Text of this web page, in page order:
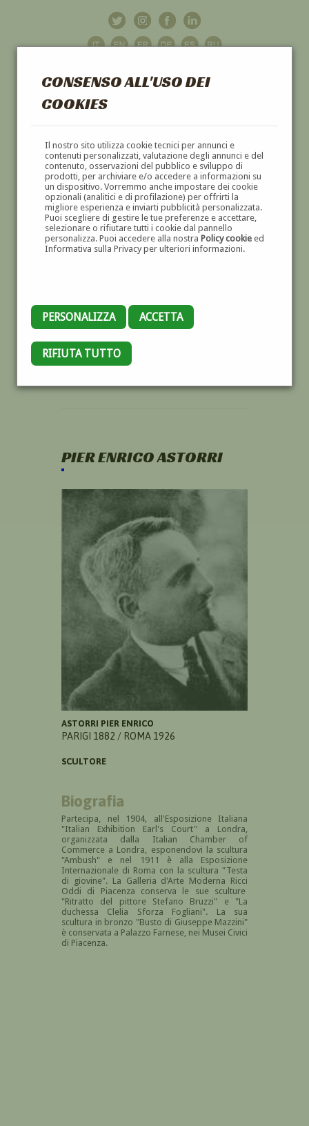
CONSENSO ALL'USO DEI
COOKIES
Il nostro sito utilizza cookie tecnici per annunci e
contenuti personalizzati, valutazione degli annunci e del
contenuto, osservazioni del pubblico e sviluppo di
prodotti, per archiviare e/o accedere a informazioni su
un dispositivo. Vorremmo anche impostare dei cookie
opzionali (analitici e di profilazione) per offrirti la
migliore esperienza e inviarti pubblicità personalizzata.
Puoi scegliere di gestire le tue preferenze e accettare,
selezionare o rifiutare tutti i cookie dal pannello
personalizza. Puoi accedere alla nostra Policy cookieed
Informativa sulla Privacy per ulteriori informazioni.
PERSONALIZZA ACCETTA
RIFIUTA TUTTO
GALLERIAD'ARTE
DIPINTI E SCULTURE '800 E '900
PIER ENRICO ASTORRI
ASTORRI PIER ENRICO
PARIGI 1882 / ROMA 1926
SCULTORE
Biografia
Partecipa, nel 1904, all'Esposizione Italiana
"Italian Exhibition Earl's Court" a Londra,
organizzata dalla Italian Chamber of
Commerce a Londra, esponendovi la scultura
"Ambush" e nel 1911 è alla Esposizione
Internazionale di Roma con la scultura "Testa
di giovine". La Galleria d'Arte Moderna Ricci
Oddi di Piacenza conserva le sue sculture
"Ritratto del pittore Stefano Bruzzi" e "La
duchessa Clelia Sforza Fogliani". La sua
scultura in bronzo "Busto di Giuseppe Mazzini"
è conservata a Palazzo Farnese, nei Musei Civici
di Piacenza.